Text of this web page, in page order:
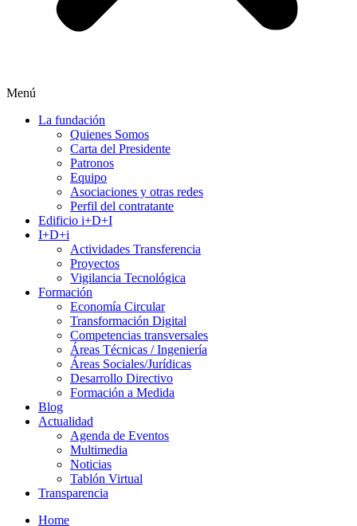
Menú
La fundación
Quienes Somos
Carta del Presidente
Patronos
Equipo
Asociaciones y otras redes
Perfil del contratante
Edificio i+D+I
I+D+i
Actividades Transferencia
Proyectos
Vigilancia Tecnológica
Formación
Economía Circular
Transformación Digital
Competencias transversales
Áreas Técnicas / Ingeniería
Áreas Sociales/Jurídicas
Desarrollo Directivo
Formación a Medida
Blog
Actualidad
Agenda de Eventos
Multimedia
Noticias
Tablón Virtual
Transparencia
Home